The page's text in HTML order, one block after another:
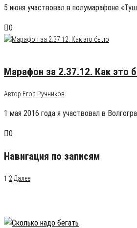
5 июня участвовал в полумарафоне
0
Марафон за 2.37.12. Как это
Автор Егор Ручников
1 мая 2016 года я участвовал в
0
Навигация по записям
1 2Далее